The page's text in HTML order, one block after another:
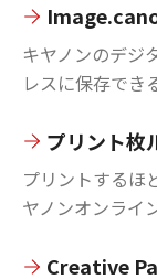
キヤノンのデジ
レスに保存でき
プリント枚
プリントするほ
ヤノンオンライ
Creative